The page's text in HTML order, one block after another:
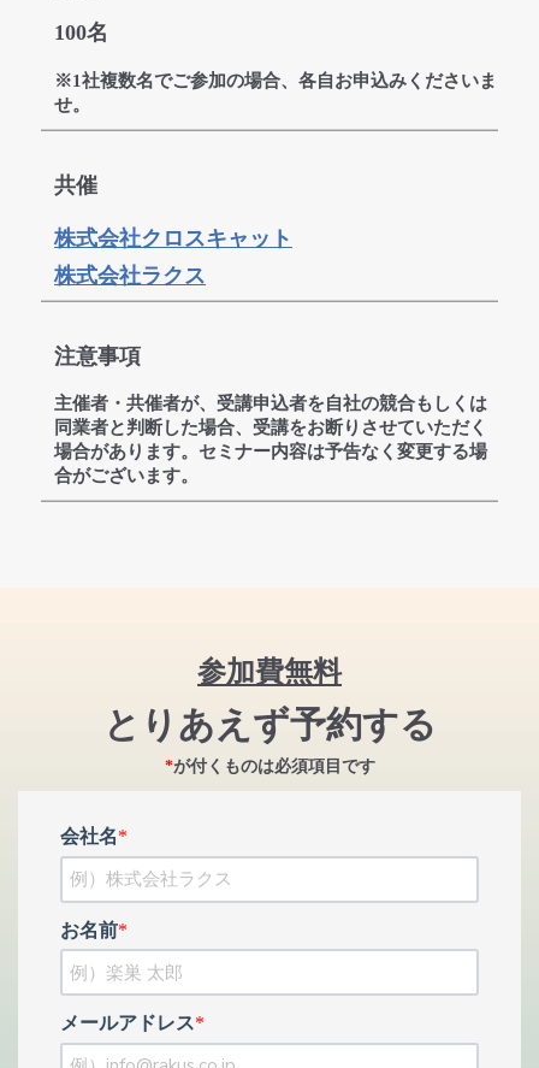
100名
※1社複数名でご参加の場合、各自お申込みくださいま
せ。
共催
株式会社クロスキャット
株式会社ラクス
注意事項
主催者・共催者が、受講申込者を自社の競合もしくは
同業者と判断した場合、受講をお断りさせていただく
場合があります。セミナー内容は予告なく変更する場
合がございます。
参加費無料
とりあえず予約する
*が付くものは必須項目です
会社名*
お名前*
メールアドレス*